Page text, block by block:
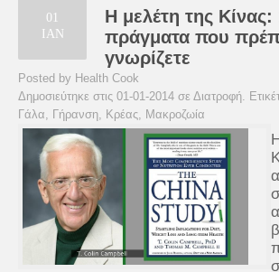
01
ΙΑΝ
Η μελέτη της Κίνας:
πράγματα που
γνωρίζετε
Posted by Health Cook
Δημοσιεύτηκε στις 01-01-2014 σε Διατροφή.
Γάλα, Γήρανση, Κρέας, Μακροζωία